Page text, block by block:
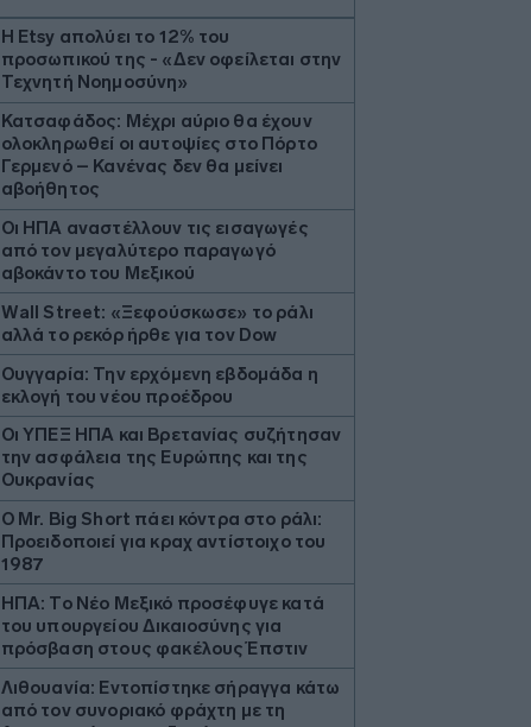
Η Etsy απολύει το 12% του
προσωπικού της - «Δεν οφείλεται στην
Τεχνητή Νοημοσύνη»
Κατσαφάδος: Μέχρι αύριο θα έχουν
ολοκληρωθεί οι αυτοψίες στο Πόρτο
Γερμενό – Κανένας δεν θα μείνει
αβοήθητος
Οι ΗΠΑ αναστέλλουν τις εισαγωγές
από τον μεγαλύτερο παραγωγό
αβοκάντο του Μεξικού
Wall Street: «Ξεφούσκωσε» το ράλι
αλλά το ρεκόρ ήρθε για τον Dow
Ουγγαρία: Την ερχόμενη εβδομάδα η
εκλογή του νέου προέδρου
Οι ΥΠΕΞ ΗΠΑ και Βρετανίας συζήτησαν
την ασφάλεια της Ευρώπης και της
Ουκρανίας
O Mr. Big Short πάει κόντρα στο ράλι:
Προειδοποιεί για κραχ αντίστοιχο του
1987
ΗΠΑ: Το Νέο Μεξικό προσέφυγε κατά
του υπουργείου Δικαιοσύνης για
πρόσβαση στους φακέλους Έπστιν
Λιθουανία: Εντοπίστηκε σήραγγα κάτω
από τον συνοριακό φράχτη με τη